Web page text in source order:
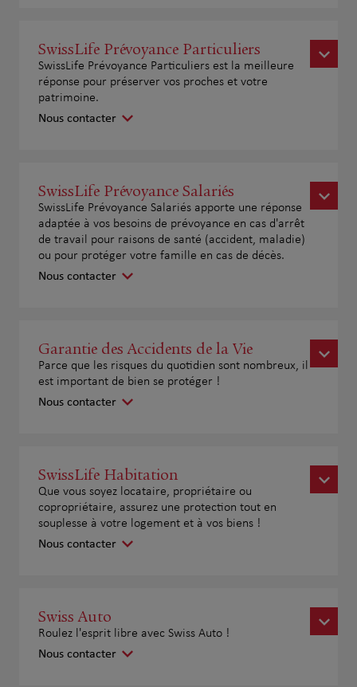
SwissLife Prévoyance Particuliers
SwissLife Prévoyance Particuliers est la meilleure
réponse pour préserver vos proches et votre
patrimoine.
Nous contacter
SwissLife Prévoyance Salariés
SwissLife Prévoyance Salariés apporte une réponse
adaptée à vos besoins de prévoyance en cas d'arrêt
de travail pour raisons de santé (accident, maladie)
ou pour protéger votre famille en cas de décès.
Nous contacter
Garantie des Accidents de la Vie
Parce que les risques du quotidien sont nombreux, il
est important de bien se protéger !
Nous contacter
SwissLife Habitation
Que vous soyez locataire, propriétaire ou
copropriétaire, assurez une protection tout en
souplesse à votre logement et à vos biens !
Nous contacter
Swiss Auto
Roulez l'esprit libre avec Swiss Auto !
Nous contacter